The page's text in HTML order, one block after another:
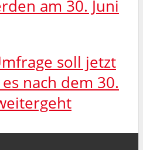
am 30. Juni
soll jetzt
nach dem 30.